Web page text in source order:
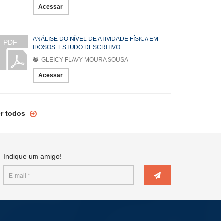
Acessar
PDF
ANÁLISE DO NÍVEL DE ATIVIDADE FÍSICA EM
IDOSOS: ESTUDO DESCRITIVO.
GLEICY FLAVY MOURA SOUSA
Acessar
todos
Indique um amigo!